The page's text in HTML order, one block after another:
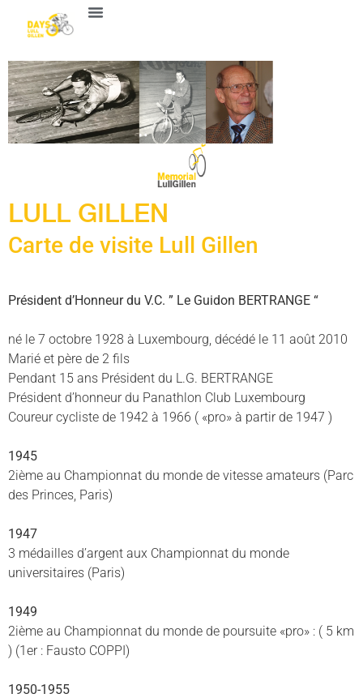
LULL GILLEN
Carte de visite Lull Gillen
Président d’Honneur du V.C. ” Le Guidon BERTRANGE “
né le 7 octobre 1928 à Luxembourg, décédé le 11 août 2010
Marié et père de 2 fils
Pendant 15 ans Président du L.G. BERTRANGE
Président d’honneur du Panathlon Club Luxembourg
Coureur cycliste de 1942 à 1966 ( «pro» à partir de 1947 )
1945
2ième au Championnat du monde de vitesse amateurs (Parc
des Princes, Paris)
1947
3 médailles d’argent aux Championnat du monde
universitaires (Paris)
1949
2ième au Championnat du monde de poursuite «pro» : ( 5 km
) (1er : Fausto COPPI)
1950-1955